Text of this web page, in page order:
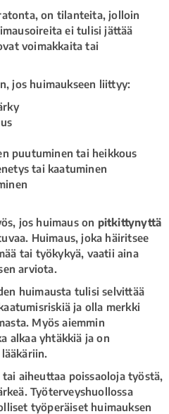
on tilanteita, jolloin
ei tulisi jättää
voimakkaita tai
jos huimaukseen liittyy:
puutuminen tai heikkous
tai kaatuminen
jos huimaus on pitkittynyttä
Huimaus, joka häiritsee
tai työkykyä, vaatii aina
arviota.
huimausta tulisi selvittää
ja olla merkki
Myös aiemmin
alkaa yhtäkkiä ja on
aiheuttaa poissaoloja työstä,
Työterveyshuollossa
työperäiset huimauksen